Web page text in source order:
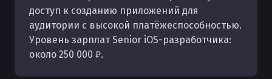
доступ к созданию приложений для
аудитории с высокой платёжеспособностью.
Уровень зарплат Senior iOS-разработчика:
около 250 000 ₽.